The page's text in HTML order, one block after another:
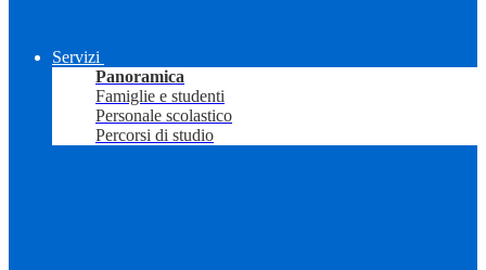
Servizi
Panoramica
Famiglie e studenti
Personale scolastico
Percorsi di studio